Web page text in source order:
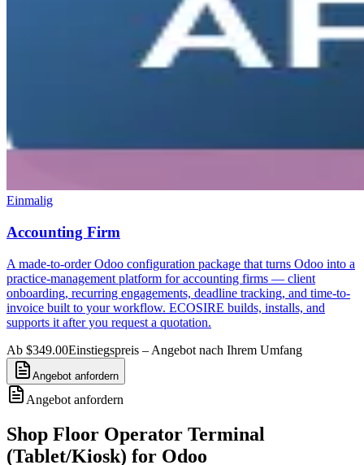
Einmalig
Accounting Firm
A made-to-order Odoo configuration package that turns Odoo into a
practice-management platform for accounting firms — client
onboarding, recurring engagements, deadline tracking, and time-to-
invoice built to your workflow. ECOSIRE builds, installs, and
supports it after you request a quotation.
Ab $349.00Einstiegspreis – Angebot nach Ihrem Umfang
Angebot anfordern
Angebot anfordern
Shop Floor Operator Terminal
(Tablet/Kiosk) for Odoo